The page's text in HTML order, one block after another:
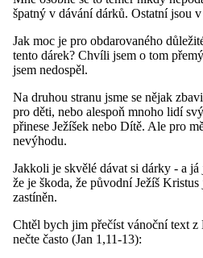
špatný v dávání dárků. Ostatní jsou
Jak moc je pro obdarovaného
tento dárek? Chvíli jsem o tom
jsem nedospěl.
Na druhou stranu jsme se nějak
pro děti, nebo alespoň mnoho lidí
přinese Ježíšek nebo Dítě. Ale pro
nevýhodu.
Jakkoli je skvělé dávat si dárky - a
že je škoda, že původní Ježíš
zastíněn.
Chtěl bych jim přečíst vánoční text z
nečte často (Jan 1,11-13):